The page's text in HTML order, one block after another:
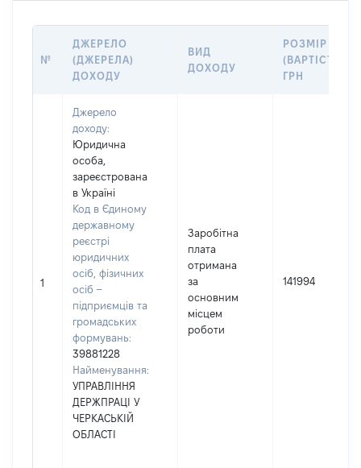
№
ДЖЕРЕЛО
(ДЖЕРЕЛА)
ДОХОДУ
ВИД
ДОХОДУ
РОЗМІР
(ВАРТІСТЬ),
ГРН
1
Джерело
доходу:
Юридична
особа,
зареєстрована
в Україні
Код в Єдиному
державному
реєстрі
юридичних
осіб, фізичних
осіб –
підприємців та
громадських
формувань:
39881228
Найменування:
УПРАВЛІННЯ
ДЕРЖПРАЦІ У
ЧЕРКАСЬКІЙ
ОБЛАСТІ
Заробітна
плата
отримана
за
основним
місцем
роботи
141994